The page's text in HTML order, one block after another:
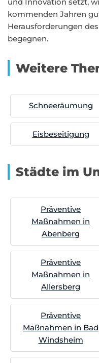
kommenden Jahren
Herausforderungen
begegnen.
Weitere
Schneeräumung
Eisbeseitigung
Städte im
Präventive
Maßnahmen in
Abenberg
Präventive
Maßnahmen in
Allersberg
Präventive
Maßnahmen in Bad
Windsheim